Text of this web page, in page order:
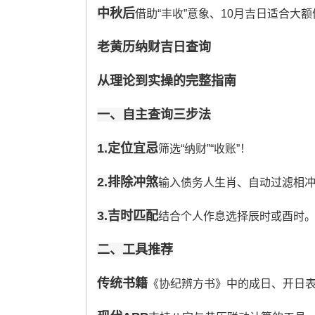
中秋后借助“丰收”意象、10月吉日适合大额
老黄历纳财吉日查询
从理论到实操的完整指南
一、自主查询三步法
1.定位宜忌筛选“纳财”“收账”！
2.排除冲煞输入债务人生肖、自动过滤相冲
3.吉时匹配结合个人作息选择辰时或酉时。
二、工具推荐
传统书籍《协纪辨方书》中的成日、开日表